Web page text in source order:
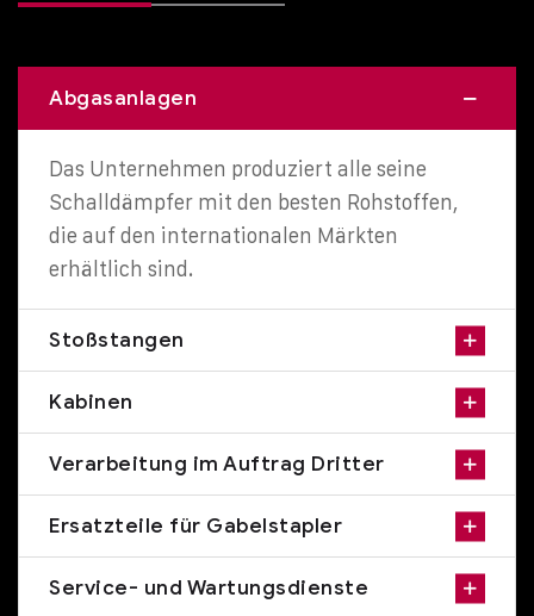
Abgasanlagen
Das Unternehmen produziert alle seine
Schalldämpfer mit den besten Rohstoffen,
die auf den internationalen Märkten
erhältlich sind.
Stoßstangen
Kabinen
Verarbeitung im Auftrag Dritter
Ersatzteile für Gabelstapler
Service- und Wartungsdienste